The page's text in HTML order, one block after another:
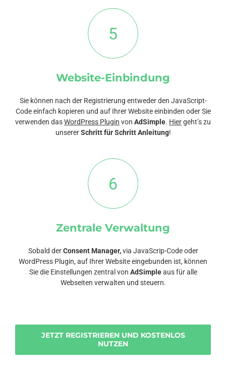
5
Website-Einbindung
Sie können nach der Registrierung entweder den JavaScript-
Code einfach kopieren und auf Ihrer Website einbinden oder Sie
verwenden dasWordPress Plugin von AdSimple. Hiergeht’s zu
unsererSchritt für Schritt Anleitung!
6
Zentrale Verwaltung
Sobald derConsent Manager,via JavaScrip-Code oder
WordPress Plugin, auf Ihrer Website eingebunden ist, können
Sie die Einstellungen zentral von AdSimpleaus für alle
Webseiten verwalten und steuern.
JETZT REGISTRIEREN UND KOSTENLOS
NUTZEN